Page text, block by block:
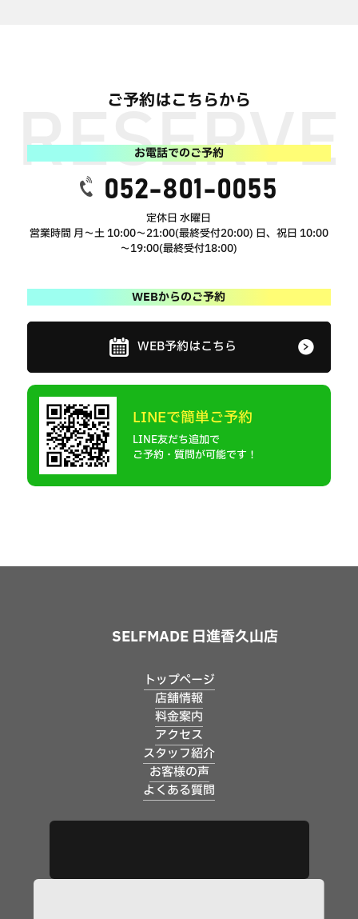
ご予約はこちらから
お電話でのご予約
052-801-0055
定休日 水曜日
営業時間 月～土 10:00～21:00(最終受付20:00) 日、祝日 10:00
～19:00(最終受付18:00)
WEBからのご予約
WEB予約はこちら
LINEで簡単ご予約
LINE友だち追加で
ご予約・質問が可能です！
SELFMADE 日進香久山店
トップページ
店舗情報
料金案内
アクセス
スタッフ紹介
お客様の声
よくある質問